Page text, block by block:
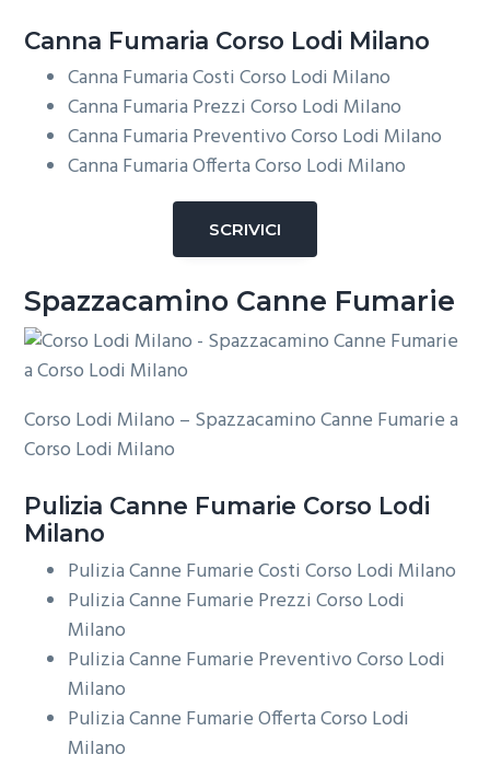
Canna Fumaria Corso Lodi Milano
Canna Fumaria Costi Corso Lodi Milano
Canna Fumaria Prezzi Corso Lodi Milano
Canna Fumaria Preventivo Corso Lodi Milano
Canna Fumaria Offerta Corso Lodi Milano
SCRIVICI
Spazzacamino Canne Fumarie
Corso Lodi Milano – Spazzacamino Canne Fumarie a
Corso Lodi Milano
Pulizia Canne Fumarie Corso Lodi
Milano
Pulizia Canne Fumarie Costi Corso Lodi Milano
Pulizia Canne Fumarie Prezzi Corso Lodi
Milano
Pulizia Canne Fumarie Preventivo Corso Lodi
Milano
Pulizia Canne Fumarie Offerta Corso Lodi
Milano